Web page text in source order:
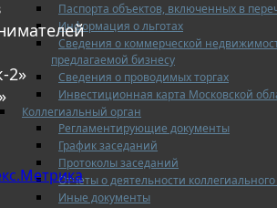
Паспорта объектов, включенных в
Информация о льготах
Сведения о коммерческой
предлагаемой бизнесу
Сведения о проводимых торгах
Инвестиционная карта Московской
Коллегиальный орган
Регламентирующие документы
График заседаний
Протоколы заседаний
Отчеты о деятельности
Иные документы
2»